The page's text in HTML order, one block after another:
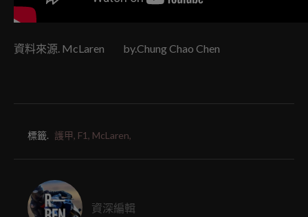
資料來源. McLaren by.Chung Chao Chen
標籤. 護甲, F1, McLaren,
資深編輯